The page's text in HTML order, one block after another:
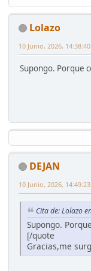
Lolazo
10 Junio, 2026,
Supongo. Porque
DEJAN
10 Junio, 2026,
Cita de: Lolazo
Supongo.
[/quote
Gracias,me